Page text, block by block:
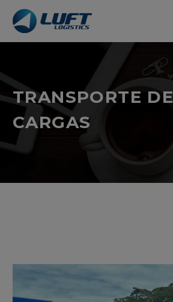
TRANSPORTE DE
CARGAS